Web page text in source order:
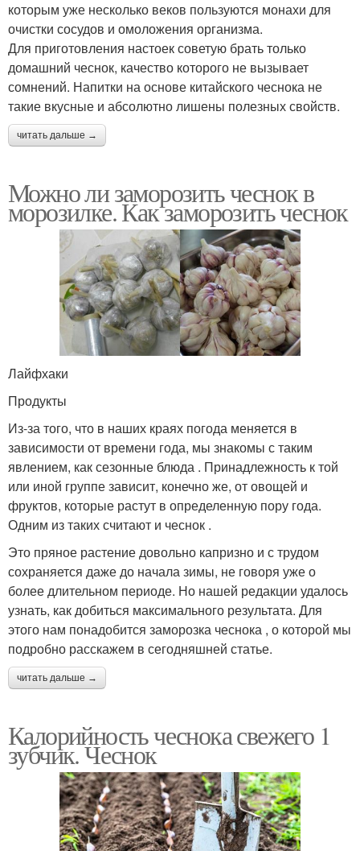
которым уже несколько веков пользуются монахи для
очистки сосудов и омоложения организма.
Для приготовления настоек советую брать только
домашний чеснок, качество которого не вызывает
сомнений. Напитки на основе китайского чеснока не
такие вкусные и абсолютно лишены полезных свойств.
читать дальше →
Можно ли заморозить чеснок в
морозилке. Как заморозить чеснок
Лайфхаки
Продукты
Из-за того, что в наших краях погода меняется в
зависимости от времени года, мы знакомы с таким
явлением, как сезонные блюда . Принадлежность к той
или иной группе зависит, конечно же, от овощей и
фруктов, которые растут в определенную пору года.
Одним из таких считают и чеснок .
Это пряное растение довольно капризно и с трудом
сохраняется даже до начала зимы, не говоря уже о
более длительном периоде. Но нашей редакции удалось
узнать, как добиться максимального результата. Для
этого нам понадобится заморозка чеснока , о которой мы
подробно расскажем в сегодняшней статье.
читать дальше →
Калорийность чеснока свежего 1
зубчик. Чеснок